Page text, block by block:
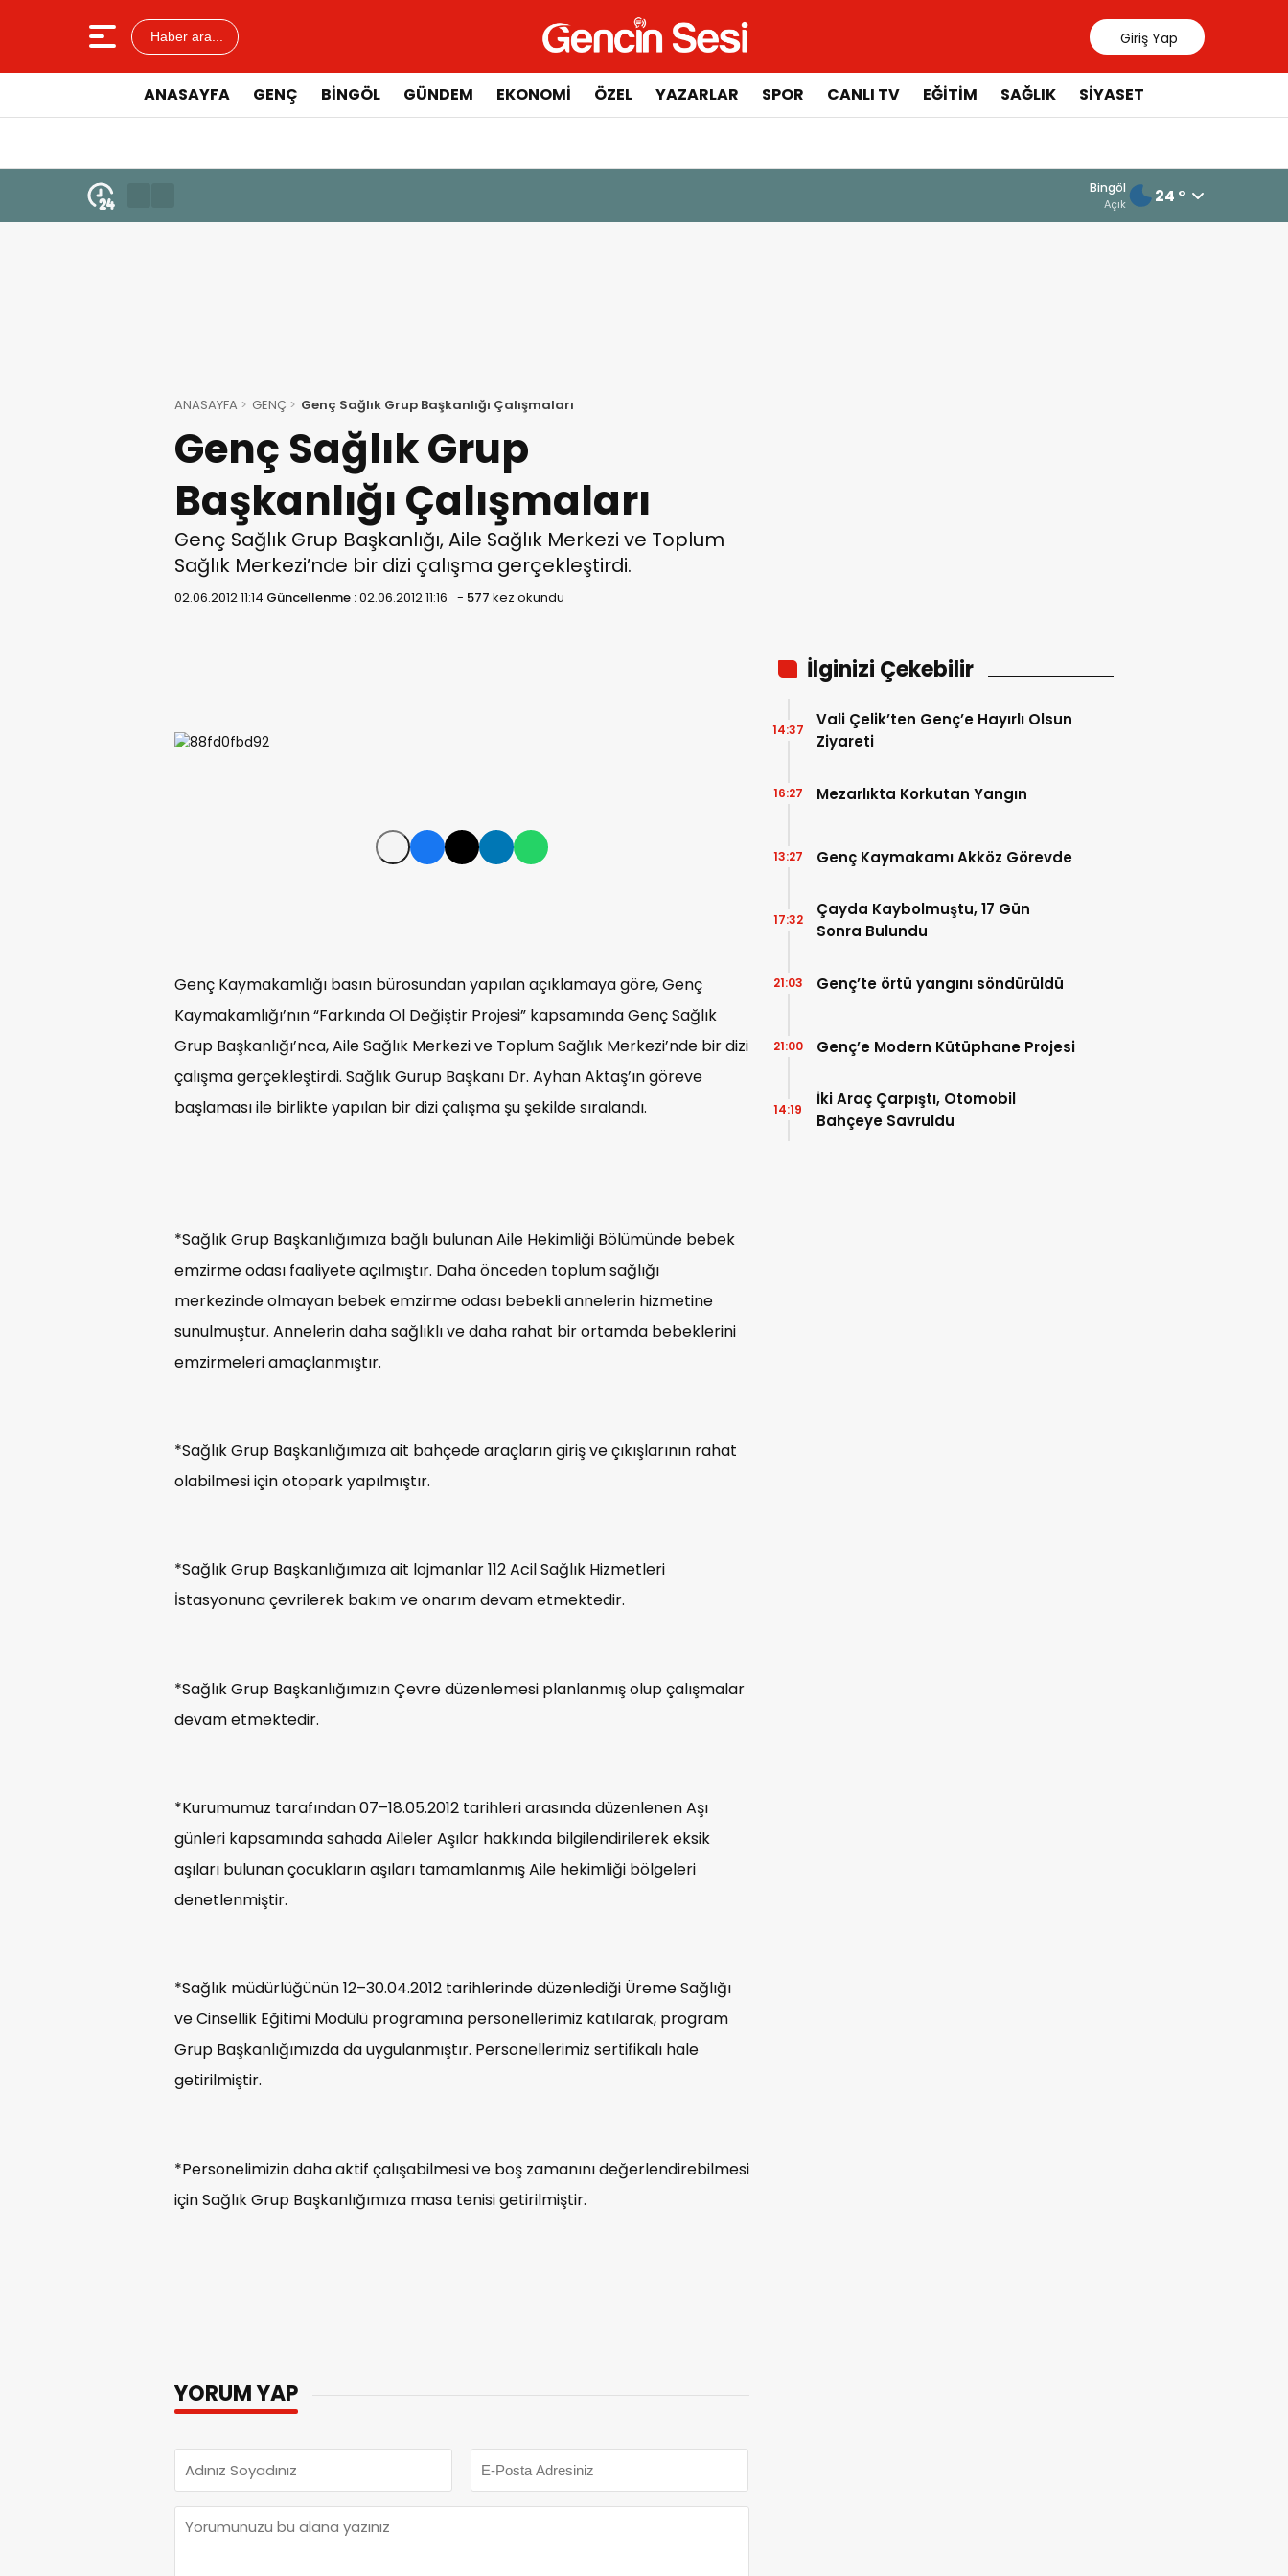
Haber ara... Giriş Yap
ANASAYFA GENÇ BİNGÖL GÜNDEM EKONOMİ ÖZEL YAZARLAR SPOR CANLI TV EĞİTİM SAĞLIK SİYASET
Bingöl
Açık 24 °
ANASAYFA GENÇ Genç Sağlık Grup Başkanlığı Çalışmaları
Genç Sağlık Grup
Başkanlığı Çalışmaları
Genç Sağlık Grup Başkanlığı, Aile Sağlık Merkezi ve Toplum
Sağlık Merkezi’nde bir dizi çalışma gerçekleştirdi.
02.06.2012 11:14 Güncellenme :02.06.2012 11:16 - 577 kez okundu
Genç Kaymakamlığı basın bürosundan yapılan açıklamaya göre, Genç
Kaymakamlığı’nın “Farkında Ol Değiştir Projesi” kapsamında Genç Sağlık
Grup Başkanlığı’nca, Aile Sağlık Merkezi ve Toplum Sağlık Merkezi’nde bir dizi
çalışma gerçekleştirdi. Sağlık Gurup Başkanı Dr. Ayhan Aktaş’ın göreve
başlaması ile birlikte yapılan bir dizi çalışma şu şekilde sıralandı.
*Sağlık Grup Başkanlığımıza bağlı bulunan Aile Hekimliği Bölümünde bebek
emzirme odası faaliyete açılmıştır. Daha önceden toplum sağlığı
merkezinde olmayan bebek emzirme odası bebekli annelerin hizmetine
sunulmuştur. Annelerin daha sağlıklı ve daha rahat bir ortamda bebeklerini
emzirmeleri amaçlanmıştır.
*Sağlık Grup Başkanlığımıza ait bahçede araçların giriş ve çıkışlarının rahat
olabilmesi için otopark yapılmıştır.
*Sağlık Grup Başkanlığımıza ait lojmanlar 112 Acil Sağlık Hizmetleri
İstasyonuna çevrilerek bakım ve onarım devam etmektedir.
*Sağlık Grup Başkanlığımızın Çevre düzenlemesi planlanmış olup çalışmalar
devam etmektedir.
*Kurumumuz tarafından 07–18.05.2012 tarihleri arasında düzenlenen Aşı
günleri kapsamında sahada Aileler Aşılar hakkında bilgilendirilerek eksik
aşıları bulunan çocukların aşıları tamamlanmış Aile hekimliği bölgeleri
denetlenmiştir.
*Sağlık müdürlüğünün 12–30.04.2012 tarihlerinde düzenlediği Üreme Sağlığı
ve Cinsellik Eğitimi Modülü programına personellerimiz katılarak, program
Grup Başkanlığımızda da uygulanmıştır. Personellerimiz sertifikalı hale
getirilmiştir.
*Personelimizin daha aktif çalışabilmesi ve boş zamanını değerlendirebilmesi
için Sağlık Grup Başkanlığımıza masa tenisi getirilmiştir.
YORUM YAP
İlginizi Çekebilir
Vali Çelik’ten Genç’e Hayırlı Olsun
Ziyareti
14:37
Mezarlıkta Korkutan Yangın
16:27
Genç Kaymakamı Akköz Görevde
13:27
Çayda Kaybolmuştu, 17 Gün
Sonra Bulundu
17:32
Genç’te örtü yangını söndürüldü
21:03
Genç’e Modern Kütüphane Projesi
21:00
İki Araç Çarpıştı, Otomobil
Bahçeye Savruldu
14:19